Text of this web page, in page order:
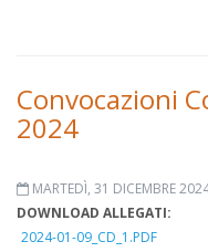
Convocazioni
2024
MARTEDÌ, 31 DICEMBRE
DOWNLOAD ALLEGATI:
2024-01-09_CD_1.PDF